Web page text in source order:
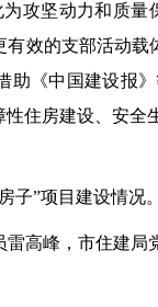
攻坚动力和质
有效的支部活动
助《中国建设报
住房建设、安
子”项目建设情况
高峰，市住建